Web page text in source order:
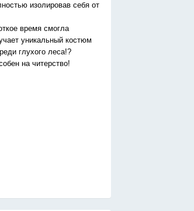
изолировав себя от
время смогла
уникальный костюм
глухого леса!?
на читерство!